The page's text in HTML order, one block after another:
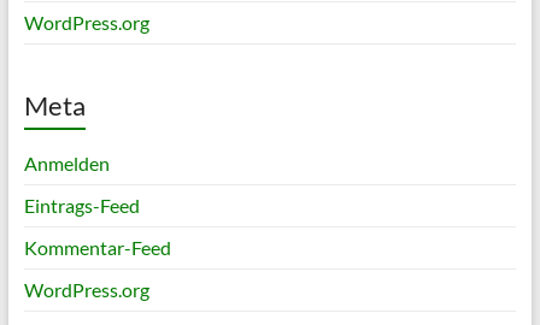
WordPress.org
Meta
Anmelden
Eintrags-Feed
Kommentar-Feed
WordPress.org